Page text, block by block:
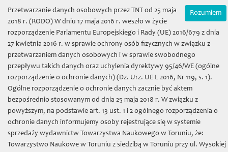
Zamówienia on-line
Wybierz język:
Mój koszyk | (0) 0 zł
Towarzystwo Naukowe w
Toruniu
Rozumiem
Przetwarzanie danych osobowych przez TNT od 25 maja
2018 r. (RODO) W dniu 17 maja 2016 r. weszło w życie
rozporządzenie Parlamentu Europejskiego i Rady (UE) 2016/679 z dnia
27 kwietnia 2016 r. w sprawie ochrony osób fizycznych w związku z
przetwarzaniem danych osobowych i w sprawie swobodnego
przepływu takich danych oraz uchylenia dyrektywy 95/46/WE (ogólne
rozporządzenie o ochronie danych) (Dz. Urz. UE L 2016, Nr 119, s. 1).
Ogólne rozporządzenie o ochronie danych zacznie być aktem
bezpośrednio stosowanym od dnia 25 maja 2018 r. W związku z
powyższym, na podstawie art. 13 ust. 1 i 2 ogólnego rozporządzenia o
ochronie danych informujemy osoby rejestrujące się w systemie
sprzedaży wydawnictw Towarzystwa Naukowego w Toruniu, że:
Towarzystwo Naukowe w Toruniu z siedzibą w Toruniu przy ul. Wysokiej